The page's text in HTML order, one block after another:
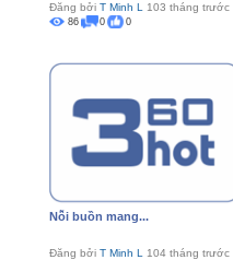
Đăng bởi T Minh L 103 tháng trước
86 0 0
Nỗi buồn mang...
Đăng bởi T Minh L 104 tháng trước